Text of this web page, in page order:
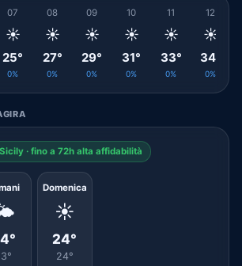
07
☀️
25°
0%
08
☀️
27°
0%
09
☀️
29°
0%
10
☀️
31°
0%
11
☀️
33°
0%
12
☀️
34°
0%
· fino a 72h alta affidabilità
Domenica
☀️
24°
24°